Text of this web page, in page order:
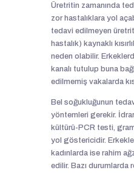
Üretritin zamanında
zor hastalıklara yol
tedavi edilmeyen
hastalık) kaynaklı
neden olabilir.
kanalı tutulup buna
edilmemiş vakalarda
Bel soğukluğunun
yöntemleri gerekir.
kültürü-PCR testi,
yol göstericidir.
kadınlarda ise rahim
edilir. Bazı durumlarda